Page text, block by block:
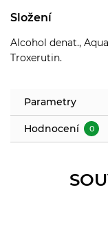
Složení
Alcohol denat.,
Troxerutin.
Parametry
Hodnocení 0